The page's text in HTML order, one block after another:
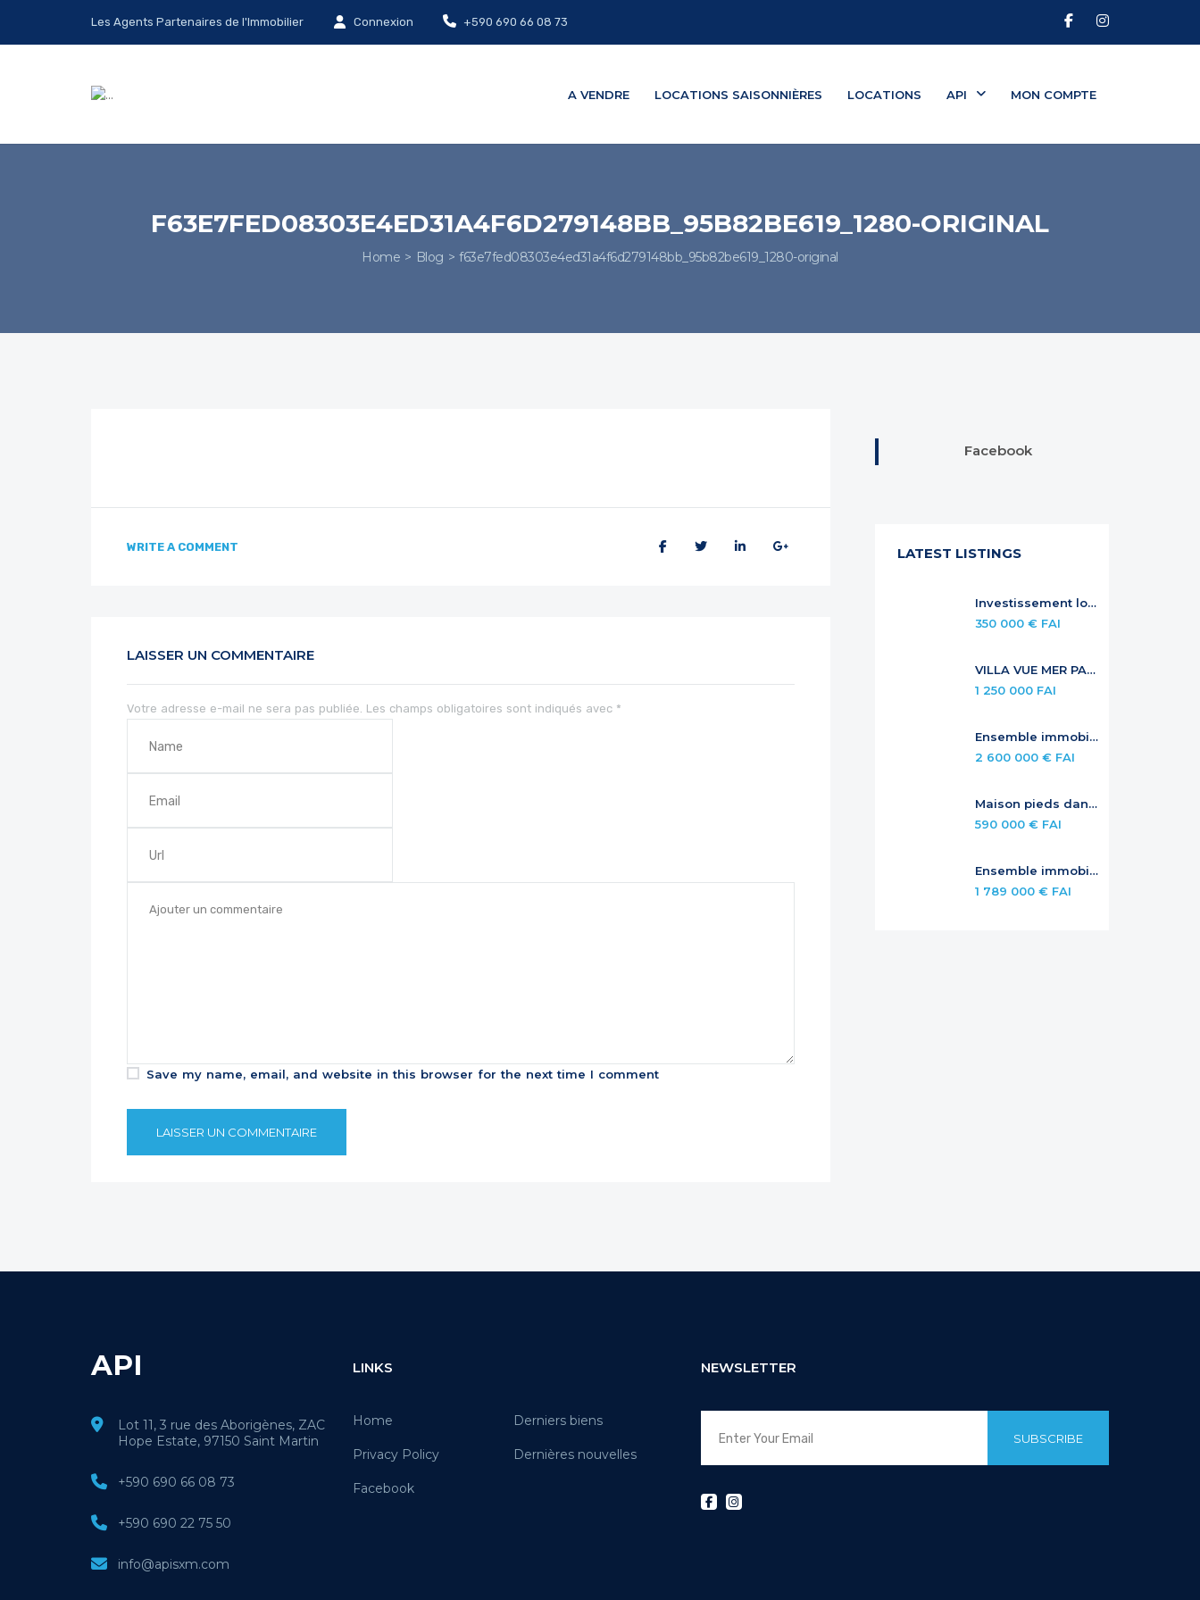
Les Agents Partenaires de l'Immobilier Connexion +590 690 66 08 73
A VENDRE LOCATIONS SAISONNIÈRES LOCATIONS API MON COMPTE
F63E7FED08303E4ED31A4F6D279148BB_95B82BE619_1280-ORIGINAL
Home Blog f63e7fed08303e4ed31a4f6d279148bb_95b82be619_1280-original
WRITE A COMMENT
LAISSER UN COMMENTAIRE
Votre adresse e-mail ne sera pas publiée. Les champs obligatoires sont indiqués avec *
Save my name, email, and website in this browser for the next time I comment
Facebook
LATEST LISTINGS
Investissement locatif sécurisé — Duplex à Anse Marcel
350 000 € FAI
VILLA VUE MER PANORAMIQUE AVEC PISCINE À DÉBORDEMENT
1 250 000 FAI
Ensemble immobilier de standing – investissement locatif premium
2 600 000 € FAI
Maison pieds dans l’eau avec piscine privée
590 000 € FAI
Ensemble immobilier avec rendement et potentiel – Jardins de la Baie Orientale
1 789 000 € FAI
API
Lot 11, 3 rue des Aborigènes, ZAC
Hope Estate, 97150 Saint Martin
+590 690 66 08 73
+590 690 22 75 50
info@apisxm.com
LINKS
Home Derniers biens
Privacy Policy Dernières nouvelles
Facebook
NEWSLETTER
SUBSCRIBE